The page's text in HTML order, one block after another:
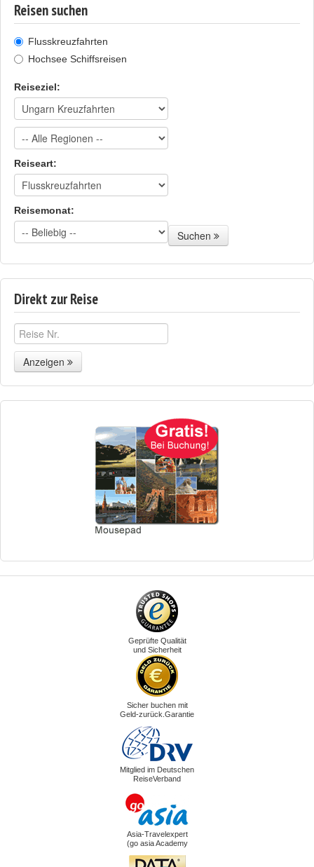
Reisen suchen
Flusskreuzfahrten
Hochsee Schiffsreisen
Reiseziel:
Reiseart:
Reisemonat:
Suchen
Direkt zur Reise
Anzeigen
Geprüfte Qualität
und Sicherheit
Sicher buchen mit
Geld-zurück.Garantie
Mitglied im Deutschen
ReiseVerband
Asia-Travelexpert
(go asia Academy